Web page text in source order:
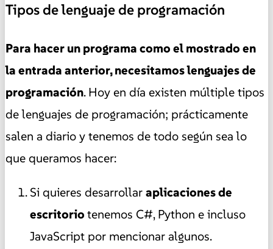
Tipos de lenguaje de programación
Para hacer un programa como el mostrado en
la entrada anterior, necesitamos lenguajes de
programación. Hoy en día existen múltiple tipos
de lenguajes de programación; prácticamente
salen a diario y tenemos de todo según sea lo
que queramos hacer:
Si quieres desarrollaraplicaciones de
escritoriotenemos C#, Python e incluso
JavaScript por mencionar algunos.